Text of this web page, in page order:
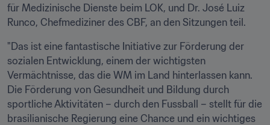
für Medizinische Dienste beim LOK, und Dr. José Luiz
Runco, Chefmediziner des CBF, an den Sitzungen teil.
"Das ist eine fantastische Initiative zur Förderung der
sozialen Entwicklung, einem der wichtigsten
Vermächtnisse, das die WM im Land hinterlassen kann.
Die Förderung von Gesundheit und Bildung durch
sportliche Aktivitäten – durch den Fussball – stellt für die
brasilianische Regierung eine Chance und ein wichtiges